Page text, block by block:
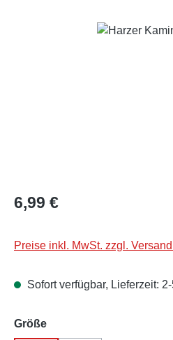
Bildergalerie überspringen
Regulärer Preis:
6,99 €
Preise inkl. MwSt. zzgl.
Sofort verfügbar, Lieferzeit:
Größeauswählen